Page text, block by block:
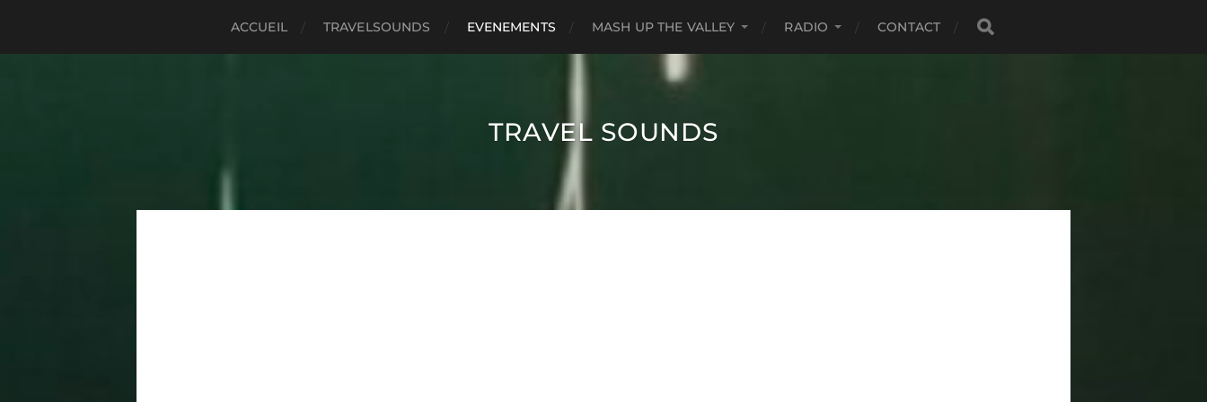
ACCUEIL TRAVELSOUNDS EVENEMENTS MASH UP THE VALLEY RADIO CONTACT
TRAVEL SOUNDS